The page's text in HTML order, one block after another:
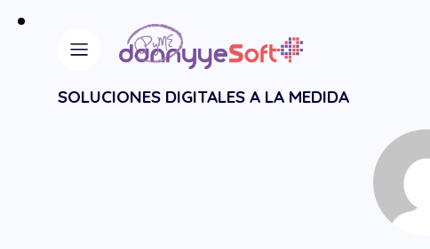
SOLUCIONES DIGITALES A LA MEDIDA